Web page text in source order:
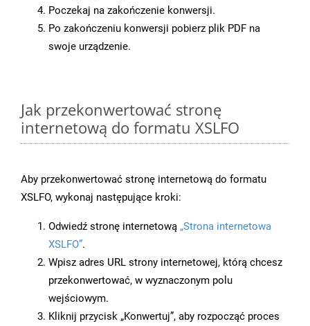
Poczekaj na zakończenie konwersji.
Po zakończeniu konwersji pobierz plik PDF na
swoje urządzenie.
Jak przekonwertować stronę
internetową do formatu XSLFO
Aby przekonwertować stronę internetową do formatu
XSLFO, wykonaj następujące kroki:
Odwiedź stronę internetową „Strona internetowa
XSLFO”.
Wpisz adres URL strony internetowej, którą chcesz
przekonwertować, w wyznaczonym polu
wejściowym.
Kliknij przycisk „Konwertuj”, aby rozpocząć proces